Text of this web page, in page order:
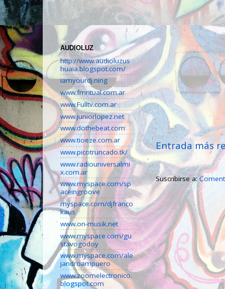
Entrada más
Suscribirse a:
AUDIOLUZ
http://www.audioluzus
huaia.blogspot.com/
iamyourdj.ning
www.fmritual.com.ar
www.Fulltv.com.ar
www.juniorlopez.net
www.dothebeat.com
www.tioeze.com.ar
www.picotruncado.tk/
www.radiouniversalmi
x.com.ar
www.myspace.com/sp
aceingroove
myspace.com/djfranco
kaus
www.on-musik.net
www.myspace.com/gu
stavogodoy
www.myspace.com/ale
jandroampuero
www.zoomelectronico.
blogspot.com